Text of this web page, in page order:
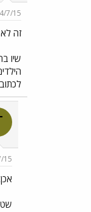
7/15
זה
שיו
לכתוב
15